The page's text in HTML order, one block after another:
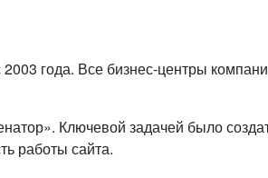
года. Все бизнес-центры
Ключевой задачей было
работы сайта.